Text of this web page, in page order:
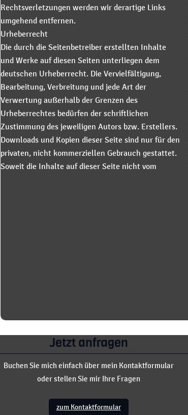
Rechtsverletzungen werden wir derartige Links
umgehend entfernen.
Urheberrecht
Die durch die Seitenbetreiber erstellten Inhalte
und Werke auf diesen Seiten unterliegen dem
deutschen Urheberrecht. Die Vervielfältigung,
Bearbeitung, Verbreitung und jede Art der
Verwertung außerhalb der Grenzen des
Urheberrechtes bedürfen der schriftlichen
Zustimmung des jeweiligen Autors bzw. Erstellers.
Downloads und Kopien dieser Seite sind nur für den
privaten, nicht kommerziellen Gebrauch gestattet.
Soweit die Inhalte auf dieser Seite nicht vom
Jetzt anfragen
Buchen Sie mich einfach über mein Kontaktformular
oder stellen Sie mir Ihre Fragen
zum Kontaktformular